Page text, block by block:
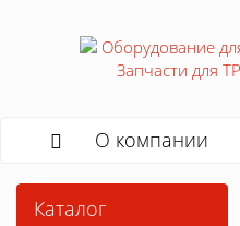
О компании
Каталог